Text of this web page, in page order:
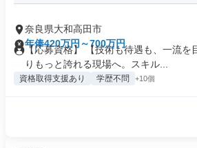
奈良県大和高田市
年俸420万円～700万円
【応募資格】 【技術も待遇も、一流
りもっと誇れる現場へ。スキル...
資格取得支援あり 学歴不問 +10個